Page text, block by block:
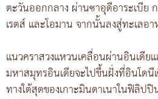
ตะวันออกกลาง ผ่านซาอุดีอาระเบีย
เรตส์ และโอมาน จากนั้นลงสู่ทะเลอ
แนวคราสวงแหวนเคลื่อนผ่านอินเดีย
มหาสมุทรอินเดียจะไปขึ้นฝั่งที่อินโดนี
ทางใต้สุดของเกาะมินดาเนาในฟิลิ